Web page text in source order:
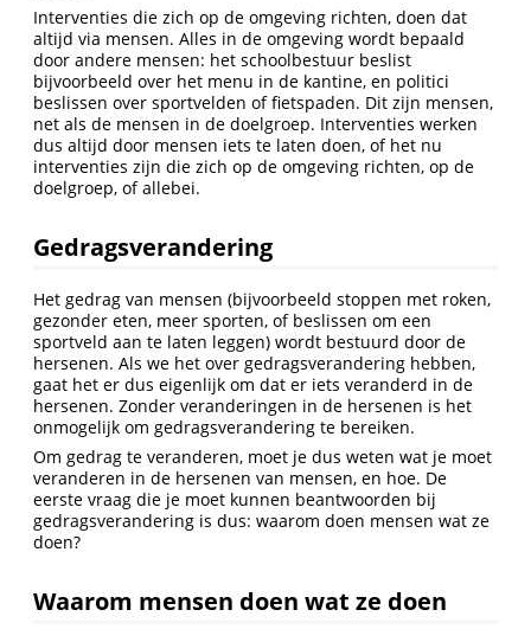
Interventies die zich op de omgeving richten, doen dat
altijd via mensen. Alles in de omgeving wordt bepaald
door andere mensen: het schoolbestuur beslist
bijvoorbeeld over het menu in de kantine, en politici
beslissen over sportvelden of fietspaden. Dit zijn mensen,
net als de mensen in de doelgroep. Interventies werken
dus altijd door mensen iets te laten doen, of het nu
interventies zijn die zich op de omgeving richten, op de
doelgroep, of allebei.
Gedragsverandering
Het gedrag van mensen (bijvoorbeeld stoppen met roken,
gezonder eten, meer sporten, of beslissen om een
sportveld aan te laten leggen) wordt bestuurd door de
hersenen. Als we het over gedragsverandering hebben,
gaat het er dus eigenlijk om dat er iets veranderd in de
hersenen. Zonder veranderingen in de hersenen is het
onmogelijk om gedragsverandering te bereiken.
Om gedrag te veranderen, moet je dus weten wat je moet
veranderen in de hersenen van mensen, en hoe. De
eerste vraag die je moet kunnen beantwoorden bij
gedragsverandering is dus: waarom doen mensen wat ze
doen?
Waarom mensen doen wat ze doen